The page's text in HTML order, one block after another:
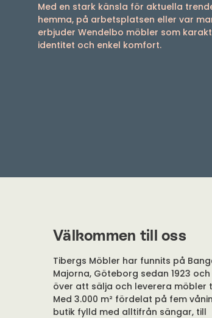
Med en stark känsla för aktuella
hemma, på arbetsplatsen eller var
erbjuder Wendelbo möbler som
identitet och enkel komfort.
Välkommen till oss
Tibergs Möbler har funnits på
Majorna, Göteborg sedan 1923
över att sälja och leverera möbler
Med 3.000 m² fördelat på fem
butik fylld med alltifrån sängar, till